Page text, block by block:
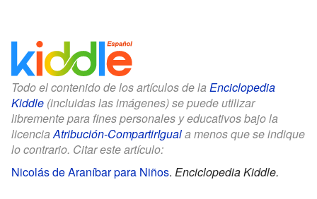
Todo el contenido de los artículos de la Enciclopedia
Kiddle (incluidas las imágenes) se puede utilizar
libremente para fines personales y educativos bajo la
licenciaAtribución-CompartirIguala menos que se indique
lo contrario. Citar este artículo:
Nicolás de Araníbar para Niños. Enciclopedia Kiddle.